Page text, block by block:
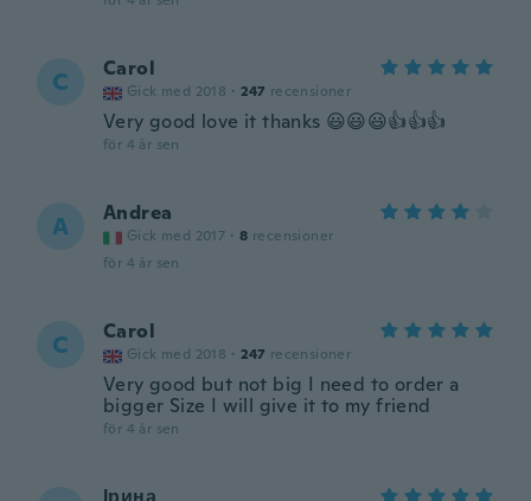
C Carol
Gick med 2018 · 247 recensioner
Very good love it thanks 😃😃😃👍👍👍
för 4 år sen
A Andrea
Gick med 2017 · 8 recensioner
för 4 år sen
C Carol
Gick med 2018 · 247 recensioner
Very good but not big I need to order a
bigger Size I will give it to my friend
för 4 år sen